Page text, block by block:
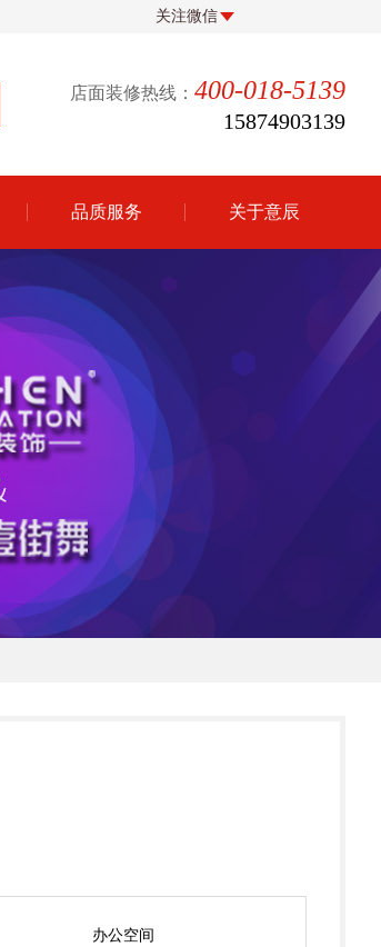
关注微信
店面装修热线： 400-018-5139
15874903139
品质服务 关于意辰
办公空间